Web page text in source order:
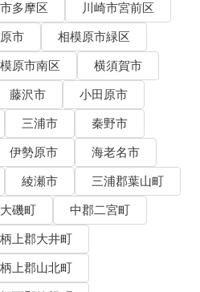
多摩区
川崎市宮前区
市
相模原市緑区
原市南区
横須賀市
藤沢市
小田原市
三浦市
秦野市
伊勢原市
海老名市
綾瀬市
三浦郡葉山町
磯町
中郡二宮町
上郡大井町
上郡山北町